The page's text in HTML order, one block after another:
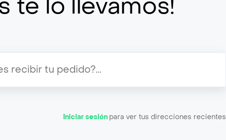
Iniciar sesión para ver tus direcciones recientes